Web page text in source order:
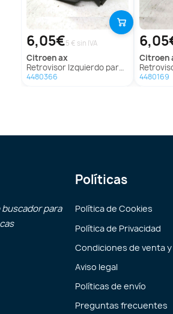
6,05€5 € sin IVA
citroenax
Retrovisor Izquierdo para Citroën Ax
4480366
citroen
Retrovisor
4480169
para
Políticas
Política de Cookies
Política de Privacidad
Condiciones de venta
Aviso legal
Políticas de envío
Preguntas frecuentes